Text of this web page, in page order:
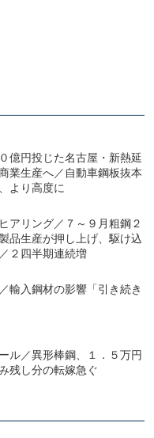
億円投じた名古屋・新熱延
業生産へ／自動車鋼板抜本
より高度に
アリング／７～９月粗鋼２
品生産が押し上げ、駆け込
２四半期連続増
輸入鋼材の影響「引き続き
ル／異形棒鋼、１．５万円
残し分の転嫁急ぐ